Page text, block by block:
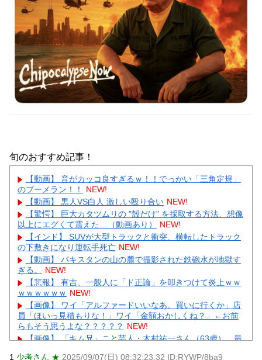
旬のおすすめ記事！
【動画】 音がカッコ良すぎるｗ！！でっかい「三角定規」
のブーメラン！！
NEW!
【動画】 黒人VS白人 激しい殴り合い NEW!
【驚愕】 巨大カタツムリの ”殻だけ” を採取する方法、想像
以上にエグくて震えた…（動画あり）
NEW!
【インド】 SUVが大型トラックと衝突、横転したトラック
の下敷きになり運転手死亡 NEW!
【動画】 パキスタンの山の麓で撮影された鉄砲水が地獄す
ぎる。
NEW!
【悲報】 有吉、一般人に「ド正論」を叩きつけて炎上ｗｗ
ｗｗｗｗｗｗ NEW!
【画像】 ワイ「アルファードいいなあ。買いに行くか」店
員「ほいっ見積もりな！」ワイ「金額おかしくね？」←お前
らもそう思うよな？？？？？ NEW!
【画像】 「キム兄」こと芸人・木村祐一さん（63歳）、最
1 少考さん ★ 2025/09/07(日) 08:32:23.32 ID:RYWP/8ba9